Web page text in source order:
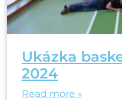
Ukázka
2024
Read more »